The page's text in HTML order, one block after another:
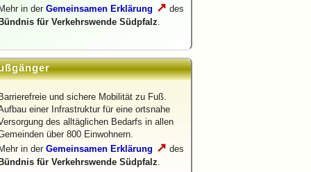
in der Gemeinsamen Erklärung ↗ des
für Verkehrswende Südpfalz.
und sichere Mobilität zu Fuß.
einer Infrastruktur für eine ortsnahe
des alltäglichen Bedarfs in allen
über 800 Einwohnern.
in der Gemeinsamen Erklärung ↗ des
für Verkehrswende Südpfalz.